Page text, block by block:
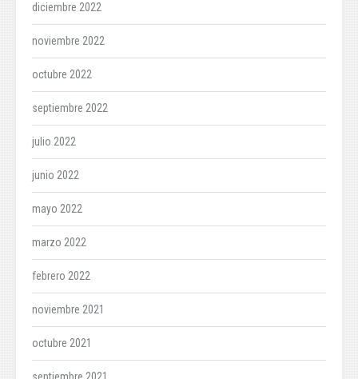
diciembre 2022
noviembre 2022
octubre 2022
septiembre 2022
julio 2022
junio 2022
mayo 2022
marzo 2022
febrero 2022
noviembre 2021
octubre 2021